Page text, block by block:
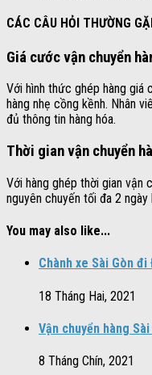
CÁC CÂU HỎI THƯỜNG
Giá cước vận chuyển
Với hình thức ghép hàng giá
hàng nhẹ cồng kềnh. Nhân
đủ thông tin hàng hóa.
Thời gian vận chuyển
Với hàng ghép thời gian vận
nguyên chuyến tối đa 2
You may also like...
Chành xe Sài Gòn
18 Tháng Hai, 2021
Vận chuyển hàng
8 Tháng Chín, 2021